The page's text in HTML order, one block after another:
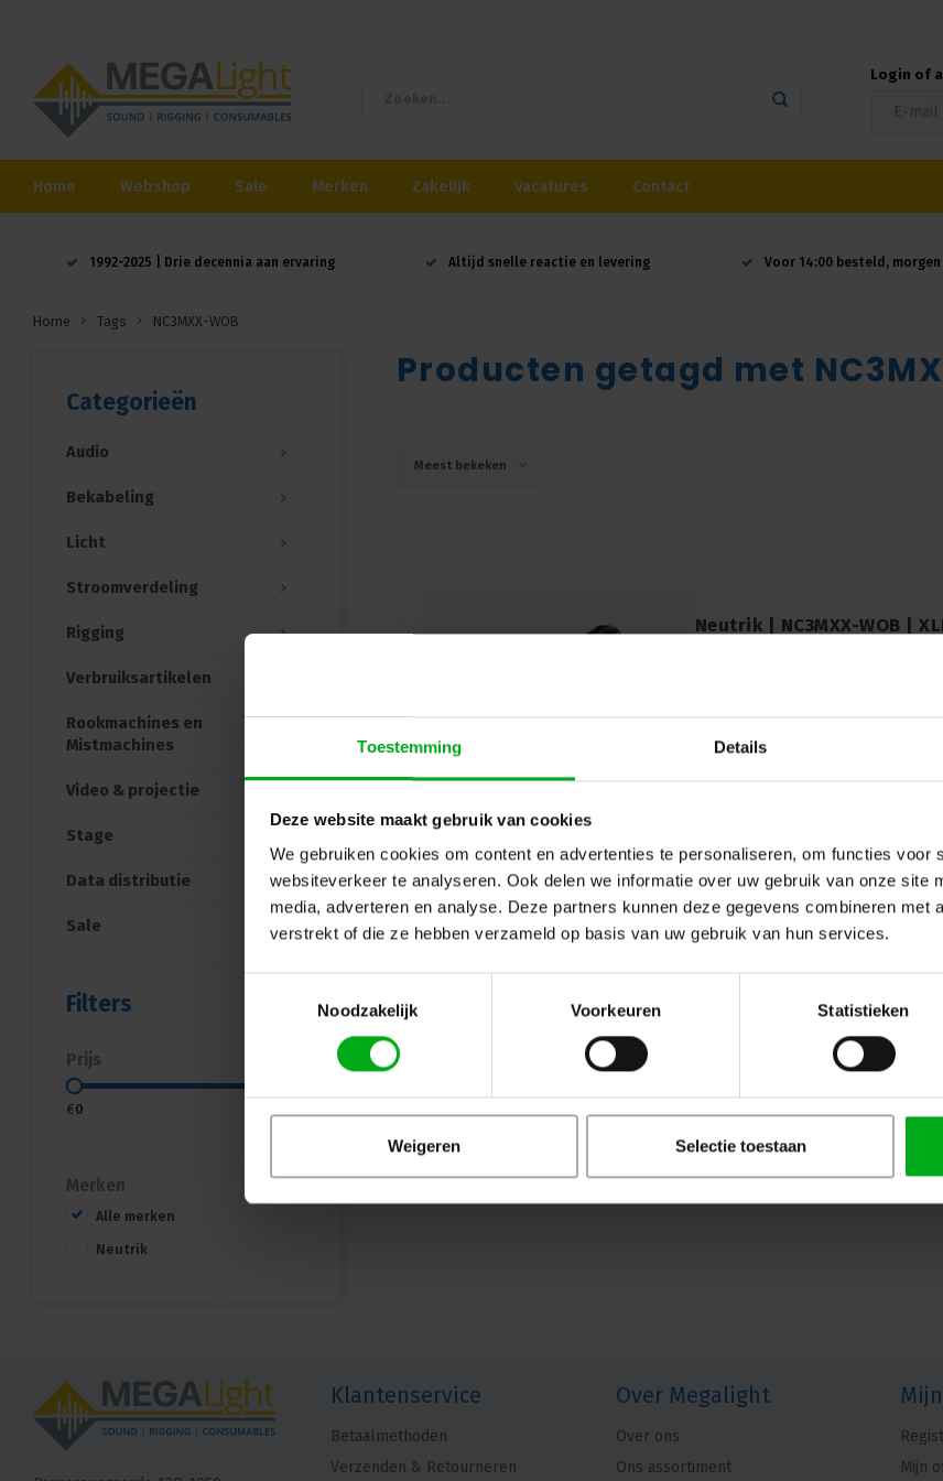
Toestemming Details
Deze website maakt gebruik van cookies
We gebruiken cookies om content en advertenties te personaliseren, om functies voor
websiteverkeer te analyseren. Ook delen we informatie over uw gebruik van onze site
media, adverteren en analyse. Deze partners kunnen deze gegevens combineren met
verstrekt of die ze hebben verzameld op basis van uw gebruik van hun services.
Noodzakelijk
Voorkeuren Statistieken
Weigeren Selectie toestaan
Login of
Home Webshop Sale Merken Zakelijk Vacatures Contact
1992-2025 | Drie decennia aan ervaring Altijd snelle reactie en levering Voor 14:00 besteld,
Home Tags NC3MXX-WOB
Categorieën
Audio
Bekabeling
Licht
Stroomverdeling
Rigging
Verbruiksartikelen
Rookmachines en
Mistmachines
Video & projectie
Stage
Data distributie
Sale
Filters
Prijs
€0
Merken
Alle merken
Neutrik
Producten getagd met
Meest bekeken
Neutrik | NC3MXX-WOB |
Neutrik NC3MXX-WOB: 3-pins
zilvercontacten - Betrouwbare
Klantenservice
Betaalmethoden
Verzenden & Retourneren
Over Megalight
Over ons
Ons assortiment
Mijn